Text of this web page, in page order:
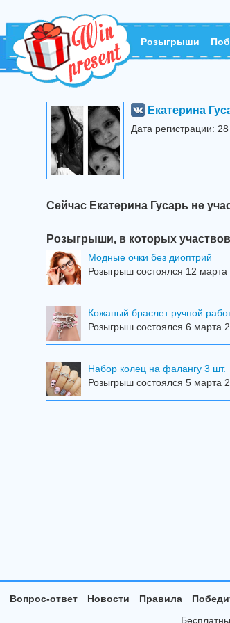
Розыгрыши
Екатерина
Дата регистрации:
Сейчас Екатерина Гусарь не
Розыгрыши, в которых
Модные очки без диоптрий
Розыгрыш состоялся 12
Кожаный браслет ручной
Розыгрыш состоялся 6 марта
Набор колец на фалангу 3 шт.
Розыгрыш состоялся 5 марта
Вопрос-ответ Новости Правила